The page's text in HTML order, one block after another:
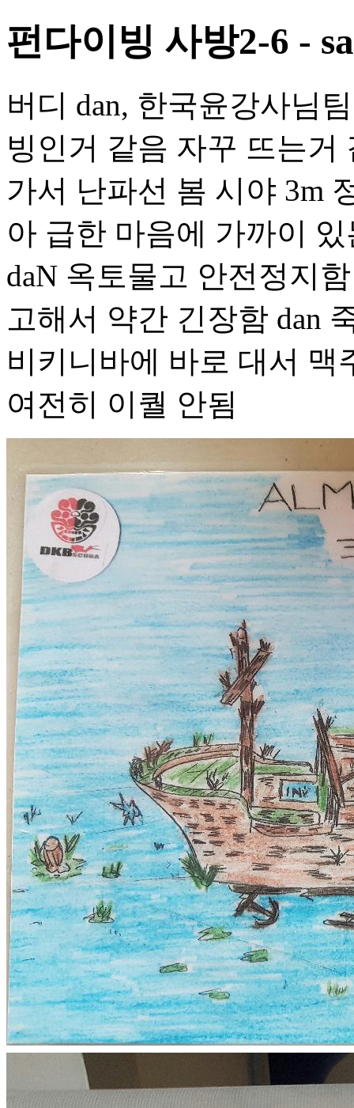
펀다이빙 사방2-6 -
버디 dan, 한국윤강사님
빙인거 같음 자꾸 뜨는거
가서 난파선 봄 시야 3m
아 급한 마음에 가까이
daN 옥토물고 안전정지
고해서 약간 긴장함 dan
비키니바에 바로 대서 맥
여전히 이퀄 안됨